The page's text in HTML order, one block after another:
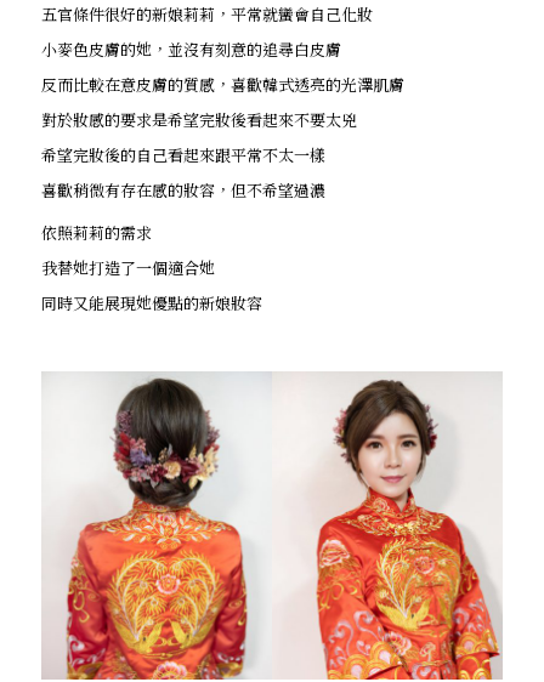
五官條件很好的新娘莉莉，平常就蠻會自己化妝
小麥色皮膚的她，並沒有刻意的追尋白皮膚
反而比較在意皮膚的質感，喜歡韓式透亮的光澤肌膚
對於妝感的要求是希望完妝後看起來不要太兇
希望完妝後的自己看起來跟平常不太一樣
喜歡稍微有存在感的妝容，但不希望過濃
依照莉莉的需求
我替她打造了一個適合她
同時又能展現她優點的新娘妝容